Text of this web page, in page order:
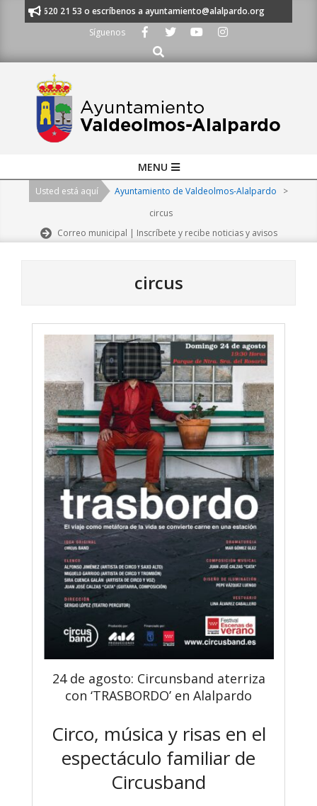
al 91 620 21 53 o escríbenos a ayuntamiento@alalpardo.org
Síguenos
Buscar
Navigation
MENU
Usted está aquí Ayuntamiento de Valdeolmos-Alalpardo
>
circus
Correo municipal | Inscríbete y recibe noticias y avisos
circus
24 de agosto: Circunsband aterriza
con ‘TRASBORDO’ en Alalpardo
Circo, música y risas en el
espectáculo familiar de
Circusband